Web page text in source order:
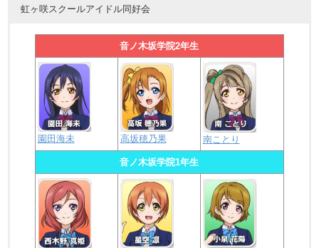
虹ヶ咲スクールアイドル同好会
音ノ木坂学院2年生
園田海未 高坂穂乃果 南ことり
音ノ木坂学院1年生